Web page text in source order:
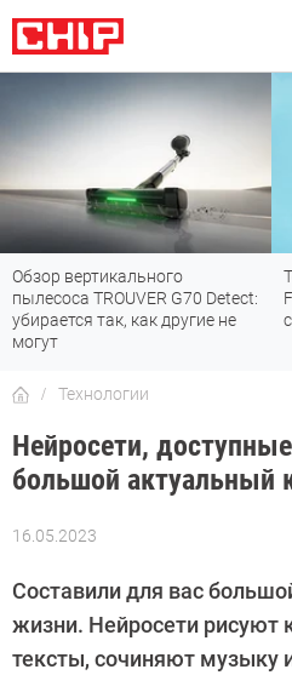
Обзор вертикального
пылесоса TROUVER G70 Detect:
убирается так, как другие не
могут
Технологии
Нейросети,
большой актуальный
16.05.2023
Автор:
Составили для вас
жизни. Нейросети рисуют
тексты, сочиняют музыку